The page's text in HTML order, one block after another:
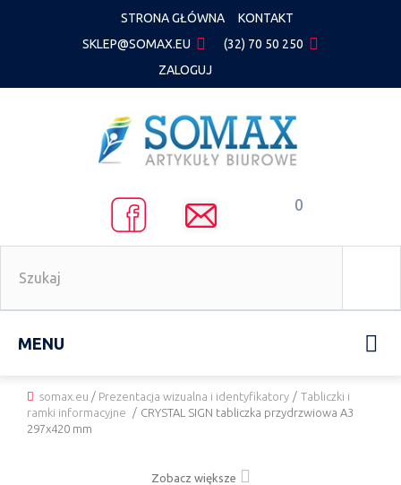
STRONA GŁÓWNA
KONTAKT
SKLEP@SOMAX.EU
(32) 70 50 250
ZALOGUJ
0
MENU
somax.eu / Prezentacja wizualna i identyfikatory / Tabliczki i
ramki informacyjne
/ CRYSTAL SIGN tabliczka przydrzwiowa A3
297x420 mm
Zobacz większe